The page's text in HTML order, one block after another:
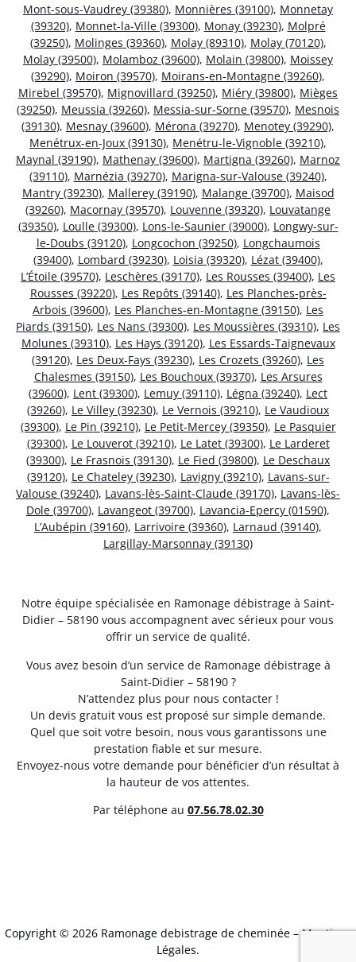
Mont-sous-Vaudrey (39380), Monnières (39100), Monnetay
(39320), Monnet-la-Ville (39300), Monay (39230), Molpré
(39250), Molinges (39360), Molay (89310), Molay (70120),
Molay (39500), Molamboz (39600), Molain (39800), Moissey
(39290), Moiron (39570), Moirans-en-Montagne (39260),
Mirebel (39570), Mignovillard (39250), Miéry (39800), Mièges
(39250), Meussia (39260), Messia-sur-Sorne (39570), Mesnois
(39130), Mesnay (39600), Mérona (39270), Menotey (39290),
Menétrux-en-Joux (39130), Menétru-le-Vignoble (39210),
Maynal (39190), Mathenay (39600), Martigna (39260), Marnoz
(39110), Marnézia (39270), Marigna-sur-Valouse (39240),
Mantry (39230), Mallerey (39190), Malange (39700), Maisod
(39260), Macornay (39570), Louvenne (39320), Louvatange
(39350), Loulle (39300), Lons-le-Saunier (39000), Longwy-sur-
le-Doubs (39120), Longcochon (39250), Longchaumois
(39400), Lombard (39230), Loisia (39320), Lézat (39400),
L’Étoile (39570), Leschères (39170), Les Rousses (39400), Les
Rousses (39220), Les Repôts (39140), Les Planches-près-
Arbois (39600), Les Planches-en-Montagne (39150), Les
Piards (39150), Les Nans (39300), Les Moussières (39310), Les
Molunes (39310), Les Hays (39120), Les Essards-Taignevaux
(39120), Les Deux-Fays (39230), Les Crozets (39260), Les
Chalesmes (39150), Les Bouchoux (39370), Les Arsures
(39600), Lent (39300), Lemuy (39110), Légna (39240), Lect
(39260), Le Villey (39230), Le Vernois (39210), Le Vaudioux
(39300), Le Pin (39210), Le Petit-Mercey (39350), Le Pasquier
(39300), Le Louverot (39210), Le Latet (39300), Le Larderet
(39300), Le Frasnois (39130), Le Fied (39800), Le Deschaux
(39120), Le Chateley (39230), Lavigny (39210), Lavans-sur-
Valouse (39240), Lavans-lès-Saint-Claude (39170), Lavans-lès-
Dole (39700), Lavangeot (39700), Lavancia-Epercy (01590),
L’Aubépin (39160), Larrivoire (39360), Larnaud (39140),
Largillay-Marsonnay (39130)
Notre équipe spécialisée en Ramonage débistrage à Saint-
Didier – 58190 vous accompagnent avec sérieux pour vous
offrir un service de qualité.
Vous avez besoin d’un service de Ramonage débistrage à
Saint-Didier – 58190 ?
N’attendez plus pour nous contacter !
Un devis gratuit vous est proposé sur simple demande.
Quel que soit votre besoin, nous vous garantissons une
prestation fiable et sur mesure.
Envoyez-nous votre demande pour bénéficier d’un résultat à
la hauteur de vos attentes.
Par téléphone au 07.56.78.02.30
Copyright © 2026 Ramonage debistrage de cheminée –Mentions
Légales.